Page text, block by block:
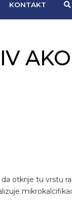
KONTAKT
otkrije tu vrstu